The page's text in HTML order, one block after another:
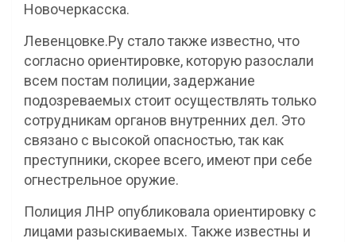
Новочеркасска.
Левенцовке.Ру стало также известно, что
согласно ориентировке, которую разослали
всем постам полиции, задержание
подозреваемых стоит осуществлять только
сотрудникам органов внутренних дел. Это
связано с высокой опасностью, так как
преступники, скорее всего, имеют при себе
огнестрельное оружие.
Полиция ЛНР опубликовала ориентировку с
лицами разыскиваемых. Также известны и